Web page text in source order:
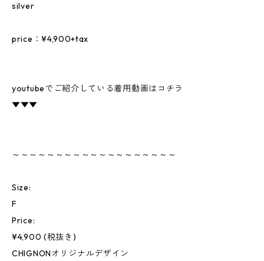
silver
price：¥4,900+tax
youtubeでご紹介している着用動画はコチラ
▼▼▼
～～～～～～～～～～～～～～～～～～～
Size:
F
Price:
¥4,900 (税抜き)
CHIGNONオリジナルデザイン